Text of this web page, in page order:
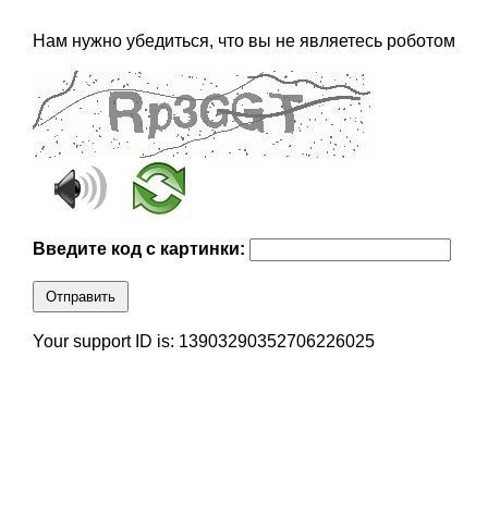
Нам нужно убедиться, что вы не являетесь роботом
Введите код с картинки:
Отправить
Your support ID is: 13903290352706226025